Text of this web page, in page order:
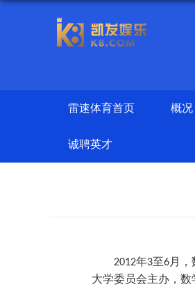
雷速体育首页 概况
诚聘英才
2012年3至6月
大学委员会主办，数